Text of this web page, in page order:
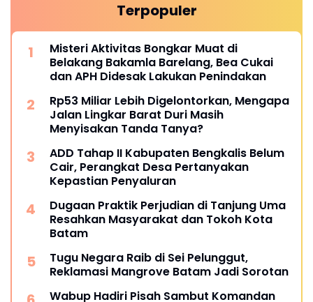
Terpopuler
Misteri Aktivitas Bongkar Muat di
Belakang Bakamla Barelang, Bea Cukai
dan APH Didesak Lakukan Penindakan
Rp53 Miliar Lebih Digelontorkan, Mengapa
Jalan Lingkar Barat Duri Masih
Menyisakan Tanda Tanya?
ADD Tahap II Kabupaten Bengkalis Belum
Cair, Perangkat Desa Pertanyakan
Kepastian Penyaluran
Dugaan Praktik Perjudian di Tanjung Uma
Resahkan Masyarakat dan Tokoh Kota
Batam
Tugu Negara Raib di Sei Pelunggut,
Reklamasi Mangrove Batam Jadi Sorotan
Wabup Hadiri Pisah Sambut Komandan